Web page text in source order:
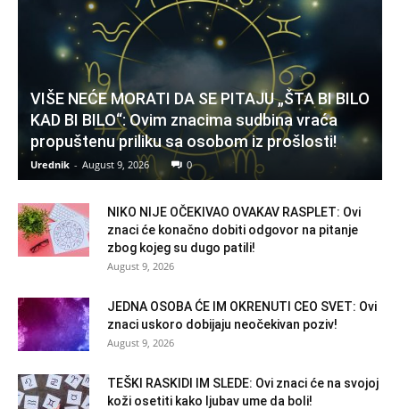
VIŠE NEĆE MORATI DA SE PITAJU „ŠTA BI BILO
KAD BI BILO“: Ovim znacima sudbina vraća
propuštenu priliku sa osobom iz prošlosti!
Urednik - August 9, 2026 0
NIKO NIJE OČEKIVAO OVAKAV RASPLET: Ovi
znaci će konačno dobiti odgovor na pitanje
zbog kojeg su dugo patili!
August 9, 2026
JEDNA OSOBA ĆE IM OKRENUTI CEO SVET: Ovi
znaci uskoro dobijaju neočekivan poziv!
August 9, 2026
TEŠKI RASKIDI IM SLEDE: Ovi znaci će na svojoj
koži osetiti kako ljubav ume da boli!